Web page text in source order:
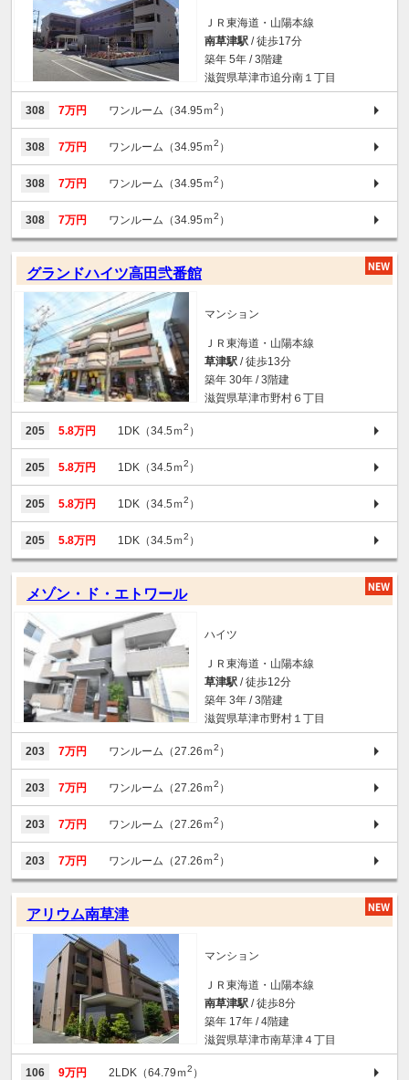
ＪＲ東海道・山陽本線
南草津駅 / 徒歩17分
築年 5年 / 3階建
滋賀県草津市追分南１丁目
308 7万円 ワンルーム（34.95ｍ2 ）
308 7万円 ワンルーム（34.95ｍ2 ）
308 7万円 ワンルーム（34.95ｍ2 ）
308 7万円 ワンルーム（34.95ｍ2 ）
グランドハイツ高田弐番館
マンション
ＪＲ東海道・山陽本線
草津駅 / 徒歩13分
築年 30年 / 3階建
滋賀県草津市野村６丁目
205 5.8万円 1DK（34.5ｍ2 ）
205 5.8万円 1DK（34.5ｍ2 ）
205 5.8万円 1DK（34.5ｍ2 ）
205 5.8万円 1DK（34.5ｍ2 ）
メゾン・ド・エトワール
ハイツ
ＪＲ東海道・山陽本線
草津駅 / 徒歩12分
築年 3年 / 3階建
滋賀県草津市野村１丁目
203 7万円 ワンルーム（27.26ｍ2 ）
203 7万円 ワンルーム（27.26ｍ2 ）
203 7万円 ワンルーム（27.26ｍ2 ）
203 7万円 ワンルーム（27.26ｍ2 ）
アリウム南草津
マンション
ＪＲ東海道・山陽本線
南草津駅 / 徒歩8分
築年 17年 / 4階建
滋賀県草津市南草津４丁目
106 9万円 2LDK（64.79ｍ2 ）